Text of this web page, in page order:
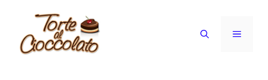
contenuto
MENU